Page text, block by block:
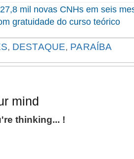
mil novas CNHs em seis
gratuidade do curso teórico
, DESTAQUE, PARAÍBA
mind
thinking... !